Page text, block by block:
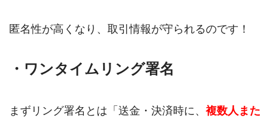
匿名性が高くなり、取引情報が守られるのです！
・ワンタイムリング署名
まずリング署名とは「送金・決済時に、 複数人また